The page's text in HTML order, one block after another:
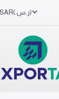
SAR (ر.س.‏)